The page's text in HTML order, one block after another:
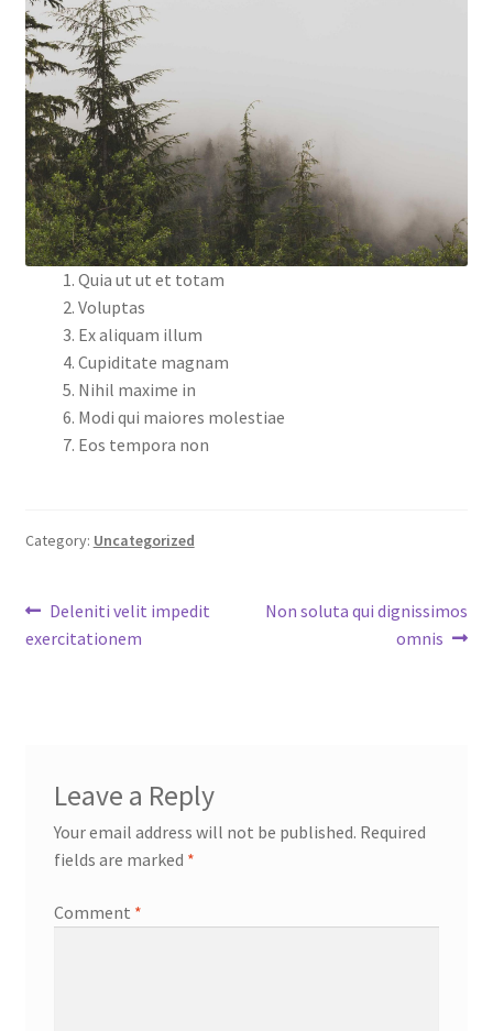
Quia ut ut et totam
Voluptas
Ex aliquam illum
Cupiditate magnam
Nihil maxime in
Modi qui maiores molestiae
Eos tempora non
Category: Uncategorized
Post
navigation
Previous
post:
Deleniti velit impedit
exercitationem
Next
Non soluta qui dignissimos
omnis
Leave a Reply
Your email address will not be published. Required
fields are marked *
Comment *